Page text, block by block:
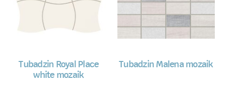
Tubadzin Royal Place
white mozaik
Tubadzin Malena mozaik